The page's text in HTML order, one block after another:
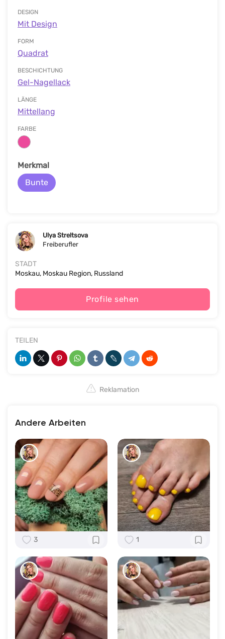
DESIGN
Mit Design
FORM
Quadrat
BESCHICHTUNG
Gel-Nagellack
LÄNGE
Mittellang
FARBE
Merkmal
Bunte
Ulya Streltsova
Freiberufler
STADT
Moskau, Moskau Region, Russland
Profile sehen
TEILEN
Reklamation
Andere Arbeiten
3 1